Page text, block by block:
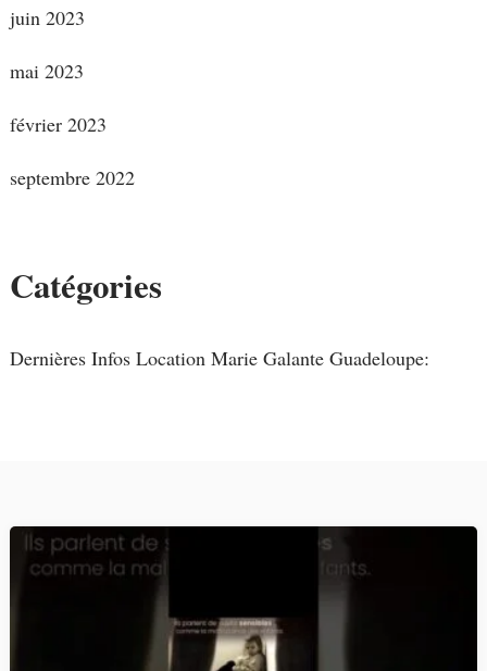
juin 2023
mai 2023
février 2023
septembre 2022
Catégories
Dernières Infos Location Marie Galante Guadeloupe: